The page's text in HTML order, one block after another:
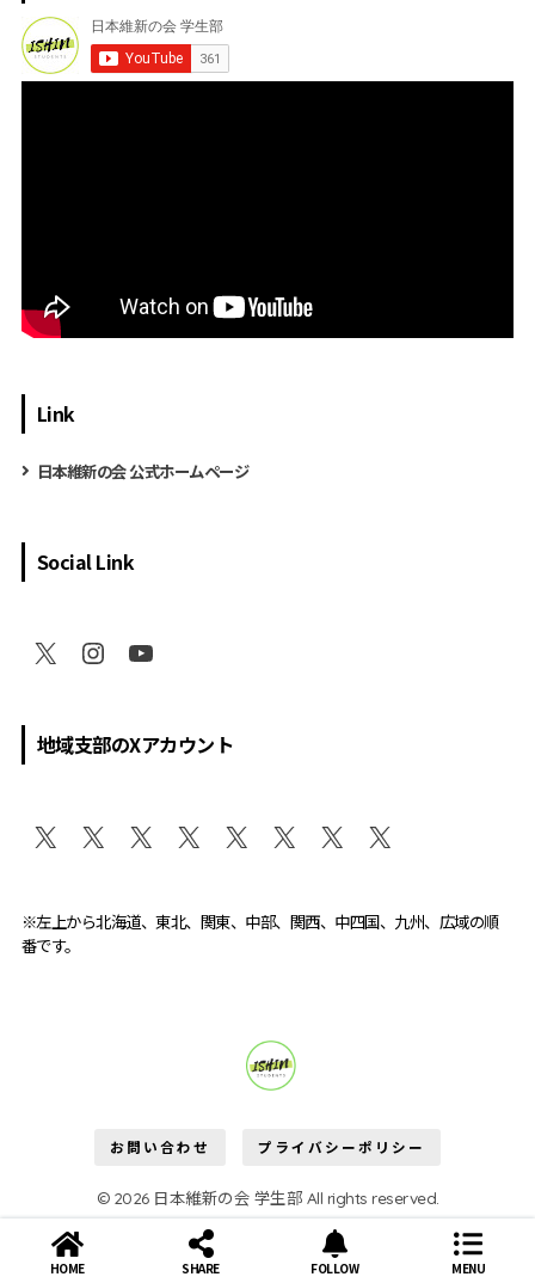
Link
日本維新の会 公式ホームページ
Social Link
地域支部のXアカウント
※左上から北海道、東北、関東、中部、関西、中四国、九州、広域の順
番です。
お問い合わせ プライバシーポリシー
© 2026 日本維新の会 学生部 All rights reserved.
HOME SHARE FOLLOW MENU